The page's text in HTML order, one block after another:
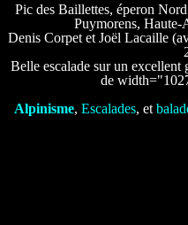
Pic des Baillettes, éperon
Puymorens, Haute-
Denis Corpet et Joël Lacaille
Belle escalade sur un excellent
de
Alpinisme, Escalades, et